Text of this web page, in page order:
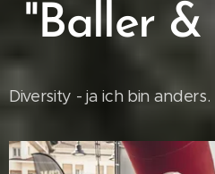
"Baller &
Diversity - ja ich bin anders.